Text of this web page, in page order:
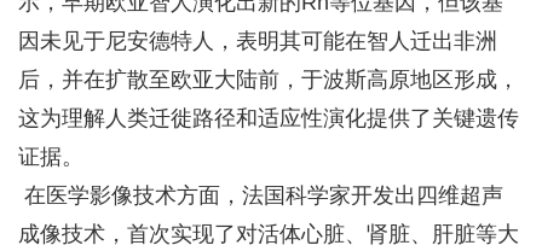
因未见于尼安德特人，表明其可能在智人迁出非洲
后，并在扩散至欧亚大陆前，于波斯高原地区形成，
这为理解人类迁徙路径和适应性演化提供了关键遗传
证据。
在医学影像技术方面，法国科学家开发出四维超声
成像技术，首次实现了对活体心脏、肾脏、肝脏等大